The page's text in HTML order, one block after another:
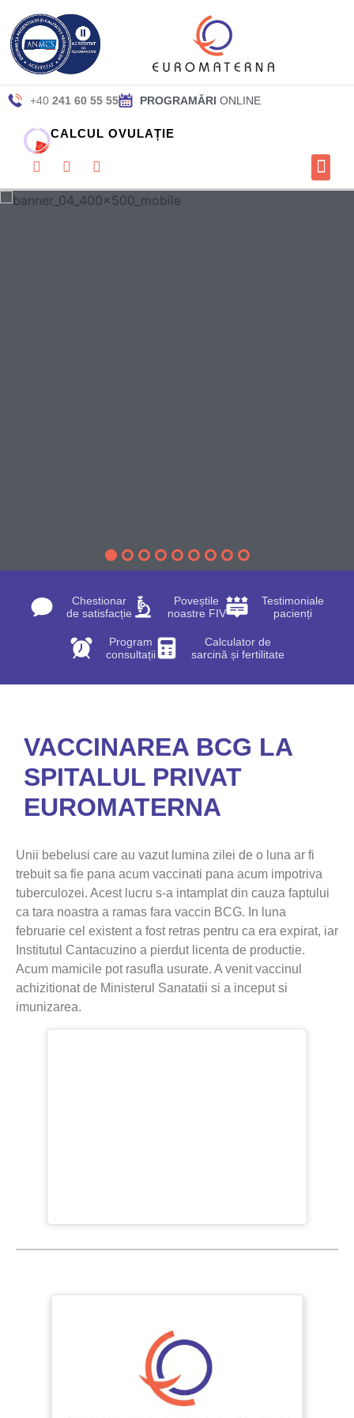
+40 241 60 55 55 PROGRAMĂRI ONLINE
CALCUL OVULAȚIE
Chestionar
de satisfacție
Poveștile
noastre FIV
Testimoniale
pacienți
Program
consultații
Calculator de
sarcină și fertilitate
VACCINAREA BCG LA
SPITALUL PRIVAT
EUROMATERNA
Unii bebelusi care au vazut lumina zilei de o luna ar fi
trebuit sa fie pana acum vaccinati pana acum impotriva
tuberculozei. Acest lucru s-a intamplat din cauza faptului
ca tara noastra a ramas fara vaccin BCG. In luna
februarie cel existent a fost retras pentru ca era expirat, iar
Institutul Cantacuzino a pierdut licenta de productie.
Acum mamicile pot rasufla usurate. A venit vaccinul
achizitionat de Ministerul Sanatatii si a inceput si
imunizarea.